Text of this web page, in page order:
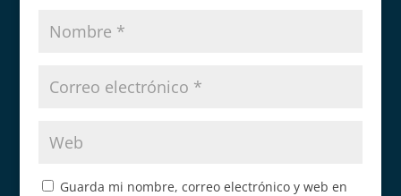
Guarda mi nombre, correo electrónico y web en